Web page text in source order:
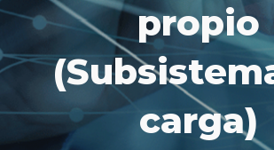
propio
carga)